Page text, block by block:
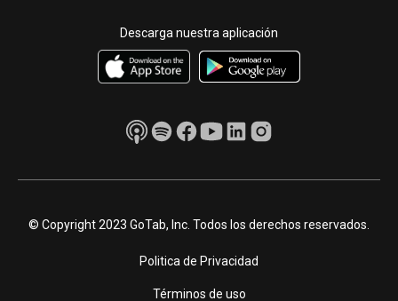
Descarga nuestra aplicación
© Copyright 2023 GoTab, Inc. Todos los derechos reservados.
Politica de Privacidad
Términos de uso